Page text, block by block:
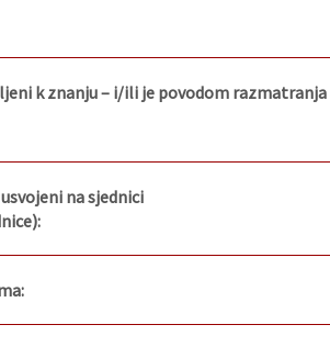
k znanju – i/ili je povodom razmatranja
na sjednici